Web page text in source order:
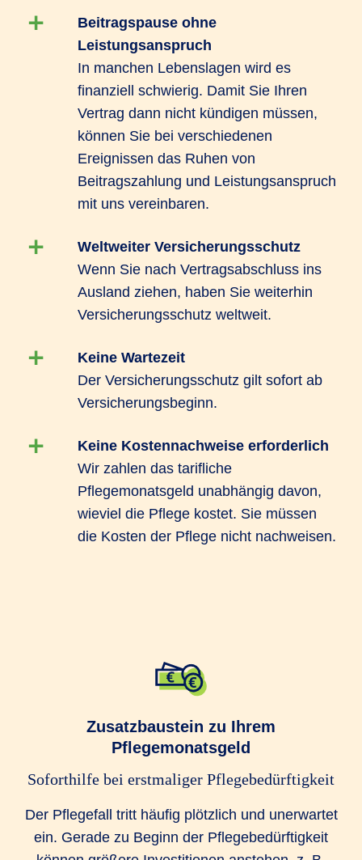
Beitragspause ohne
Leistungsanspruch
In manchen Lebenslagen wird es
finanziell schwierig. Damit Sie Ihren
Vertrag dann nicht kündigen müssen,
können Sie bei verschiedenen
Ereignissen das Ruhen von
Beitragszahlung und Leistungsanspruch
mit uns vereinbaren.
Weltweiter Versicherungsschutz
Wenn Sie nach Vertragsabschluss ins
Ausland ziehen, haben Sie weiterhin
Versicherungsschutz weltweit.
Keine Wartezeit
Der Versicherungsschutz gilt sofort ab
Versicherungsbeginn.
Keine Kostennachweise erforderlich
Wir zahlen das tarifliche
Pflegemonatsgeld unabhängig davon,
wieviel die Pflege kostet. Sie müssen
die Kosten der Pflege nicht nachweisen.
Zusatzbaustein zu Ihrem
Pflegemonatsgeld
Soforthilfe bei erstmaliger Pflegebedürftigkeit
Der Pflegefall tritt häufig plötzlich und unerwartet
ein. Gerade zu Beginn der Pflegebedürftigkeit